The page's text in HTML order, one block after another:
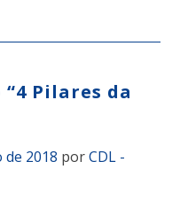
Pilares da
2018 porCDL -